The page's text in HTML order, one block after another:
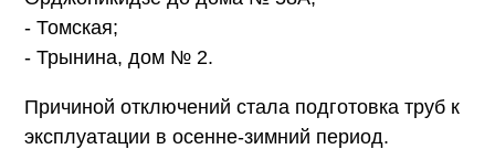
- Томская;
- Трынина, дом № 2.
Причиной отключений стала подготовка труб к
эксплуатации в осенне-зимний период.